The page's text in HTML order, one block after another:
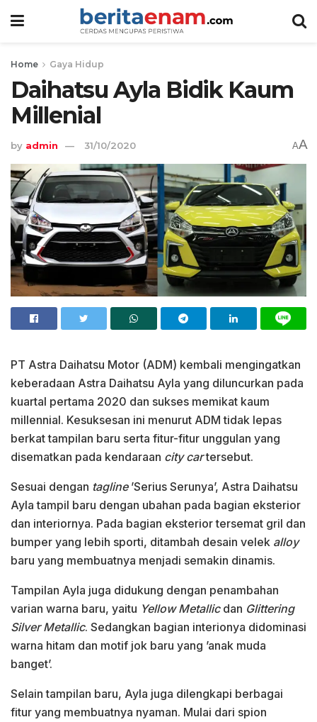
Home Gaya Hidup
Daihatsu Ayla Bidik Kaum
Millenial
by admin 31/10/2020 AA
PT Astra Daihatsu Motor (ADM) kembali mengingatkan
keberadaan Astra Daihatsu Ayla yang diluncurkan pada
kuartal pertama 2020 dan sukses memikat kaum
millennial. Kesuksesan ini menurut ADM tidak lepas
berkat tampilan baru serta fitur-fitur unggulan yang
disematkan pada kendaraan city cartersebut.
Sesuai dengan tagline’Serius Serunya’, Astra Daihatsu
Ayla tampil baru dengan ubahan pada bagian eksterior
dan interiornya. Pada bagian eksterior tersemat gril dan
bumper yang lebih sporti, ditambah desain velek alloy
baru yang membuatnya menjadi semakin dinamis.
Tampilan Ayla juga didukung dengan penambahan
varian warna baru, yaitu Yellow Metallicdan Glittering
Silver Metallic. Sedangkan bagian interionya didominasi
warna hitam dan motif jok baru yang ’anak muda
banget’.
Selain tampilan baru, Ayla juga dilengkapi berbagai
fitur yang membuatnya nyaman. Mulai dari spion